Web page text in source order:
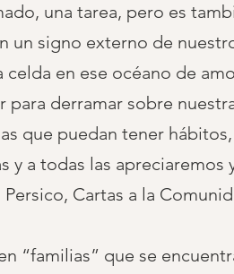
una tarea, pero es
un signo externo de
celda en ese océano de
derramar sobre
que puedan tener
y a todas las
Cartas a la
“familias” que se